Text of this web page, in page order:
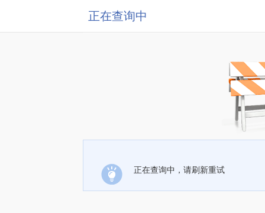
正在查询中
正在查询中，请刷新重试